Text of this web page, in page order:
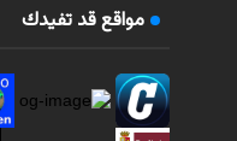
مواقع قد تفيدك